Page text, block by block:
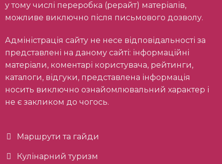
у тому числі переробка (рерайт) матеріалів,
можливе виключно після письмового дозволу.
Адміністрація сайту не несе відповідальності за
представлені на даному сайті: інформаційні
матеріали, коментарі користувача, рейтинги,
каталоги, відгуки, представлена інформація
носить виключно ознайомлювальний характер і
не є закликом до чогось.
Маршрути та гайди
Кулінарний туризм